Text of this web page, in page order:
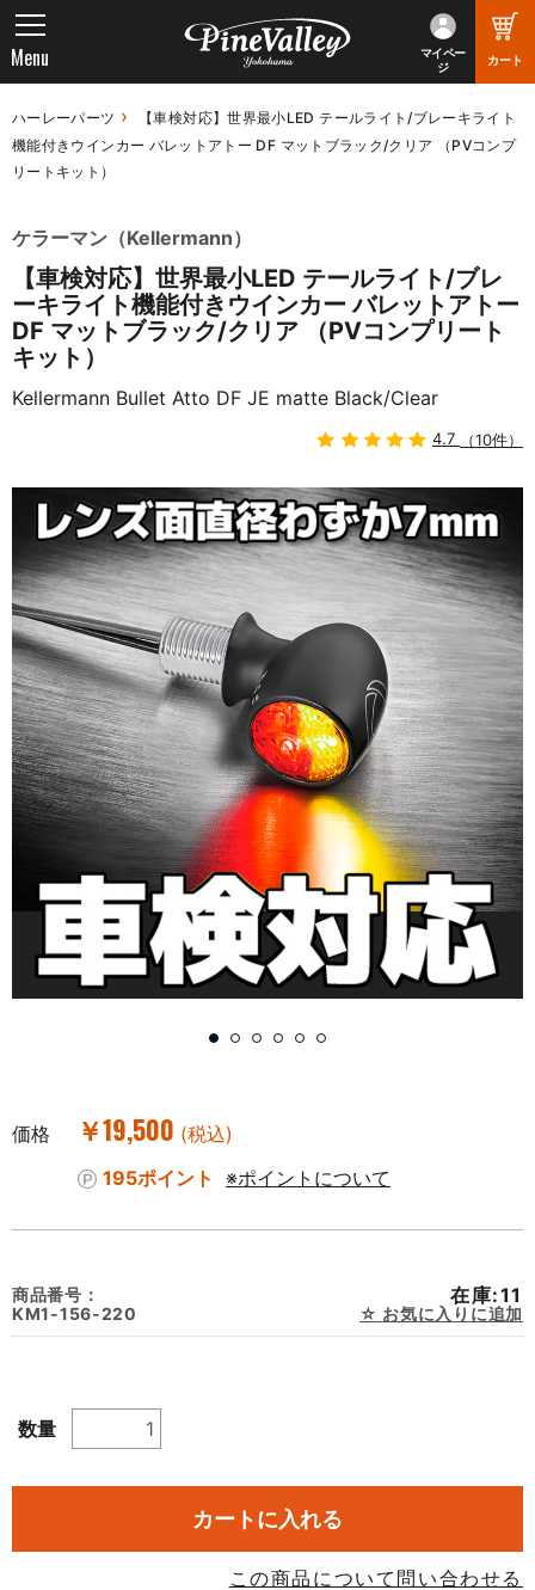
マイペー
ジ
カート
Menu
ハーレーパーツ
【車検対応】世界最小LED テールライト/ブレーキライト
機能付きウインカー バレットアトー DF マットブラック/クリア （PVコンプ
リートキット）
ケラーマン（Kellermann）
【車検対応】世界最小LED テールライト/ブレ
ーキライト機能付きウインカー バレットアトー
DF マットブラック/クリア （PVコンプリート
キット）
Kellermann Bullet Atto DF JE matte Black/Clear
4.7 （10件）
価格 ￥19,500 (税込)
195ポイント
※ポイントについて
商品番号：
KM1-156-220
在庫:11
お気に入りに追加
数量
カートに入れる
この商品について問い合わせる